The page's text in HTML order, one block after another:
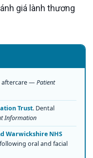
giá lành thương
aftercare — Patient
Trust. Dental
Information
Warwickshire NHS
oral and facial